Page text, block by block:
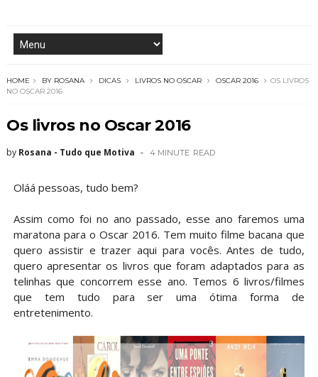
HOME BY ROSANA DICAS LIVROS NO OSCAR OSCAR 2016
OS LIVROS
NO OSCAR 2016
Os livros no Oscar 2016
by Rosana - Tudo que Motiva 4 MINUTE READ
Oláá pessoas, tudo bem?
Assim como foi no ano passado, esse ano faremos uma
maratona para o Oscar 2016. Tem muito filme bacana que
quero assistir e trazer aqui para vocês. Antes de tudo,
quero apresentar os livros que foram adaptados para as
telinhas que concorrem esse ano. Temos 6 livros/filmes
que tem tudo para ser uma ótima forma de
entretenimento.